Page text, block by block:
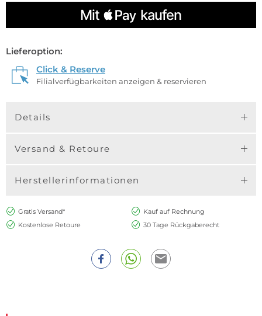
Lieferoption:
Click & Reserve
Filialverfügbarkeiten anzeigen & reservieren
Details
Versand & Retoure
Herstellerinformationen
Gratis Versand*
Kauf auf Rechnung
Kostenlose Retoure
30 Tage Rückgaberecht